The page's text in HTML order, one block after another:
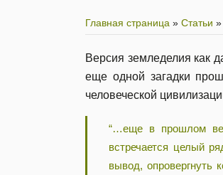
Главная страница » Статьи »
Версия земледелия как
еще одной загадки
человеческой
“…еще в прошлом
встречается целый
вывод, опровергнуть